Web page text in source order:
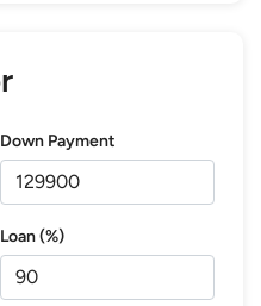
Down Payment
Loan (%)